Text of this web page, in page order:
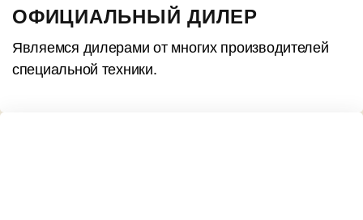
ОФИЦИАЛЬНЫЙ ДИЛЕР
Являемся дилерами от многих производителей
специальной техники.